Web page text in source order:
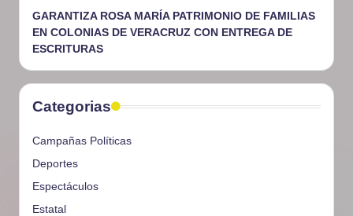
GARANTIZA ROSA MARÍA PATRIMONIO DE FAMILIAS
EN COLONIAS DE VERACRUZ CON ENTREGA DE
ESCRITURAS
Categorias
Campañas Políticas
Deportes
Espectáculos
Estatal